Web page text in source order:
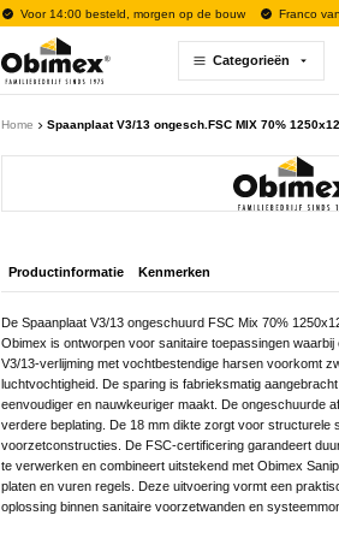
Voor 14:00 besteld, morgen op de bouw Franco
Categorieën
Home Spaanplaat V3/13 ongesch.FSC MIX 70%
Productinformatie Kenmerken
De Spaanplaat V3/13 ongeschuurd FSC Mix 70%
Obimex is ontworpen voor sanitaire toepassingen
V3/13-verlijming met vochtbestendige harsen voorkomt
luchtvochtigheid. De sparing is fabrieksmatig
eenvoudiger en nauwkeuriger maakt. De ongeschuurde
verdere beplating. De 18 mm dikte zorgt voor structurele
voorzetconstructies. De FSC-certificering garandeert
te verwerken en combineert uitstekend met Obimex
platen en vuren regels. Deze uitvoering vormt een
oplossing binnen sanitaire voorzetwanden en